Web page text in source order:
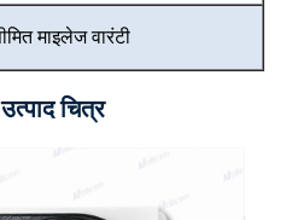
माइलेज वारंटी
चित्र